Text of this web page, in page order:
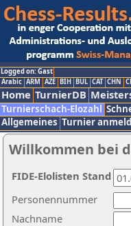
Logged on: Gast
Arabic ARM AZE BIH BUL CAT CHN
Home TurnierDB
Turnierschach-Elozahl
Allgemeines Turnier
Willkommen bei
Nachname
Personennummer
FIDE-Elolisten Stand